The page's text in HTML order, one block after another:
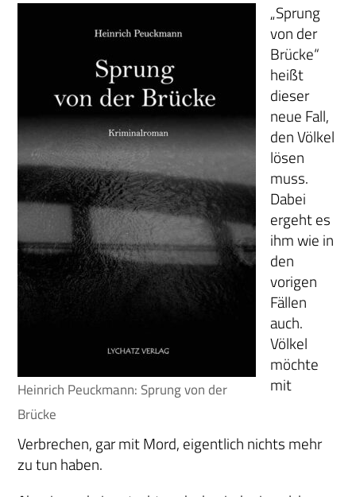
Heinrich Peuckmann: Sprung von der
Brücke
„Sprung
von der
Brücke“
heißt
dieser
neue Fall,
den Völkel
lösen
muss.
Dabei
ergeht es
ihm wie in
den
vorigen
Fällen
auch.
Völkel
möchte
mit
Verbrechen, gar mit Mord, eigentlich nichts mehr
zu tun haben.